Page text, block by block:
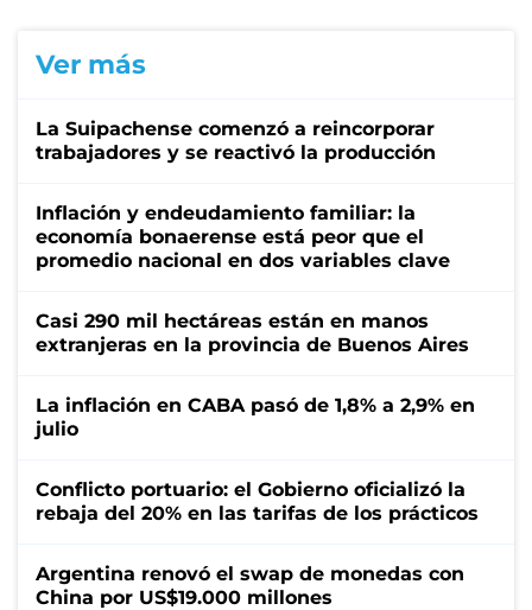
Ver más
La Suipachense comenzó a reincorporar
trabajadores y se reactivó la producción
Inflación y endeudamiento familiar: la
economía bonaerense está peor que el
promedio nacional en dos variables clave
Casi 290 mil hectáreas están en manos
extranjeras en la provincia de Buenos Aires
La inflación en CABA pasó de 1,8% a 2,9% en
julio
Conflicto portuario: el Gobierno oficializó la
rebaja del 20% en las tarifas de los prácticos
Argentina renovó el swap de monedas con
China por US$19.000 millones